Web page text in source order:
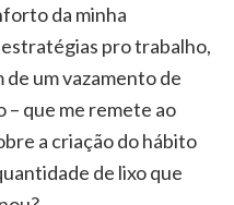
da minha
pro trabalho,
um vazamento de
– que me remete ao
a criação do hábito
de lixo que